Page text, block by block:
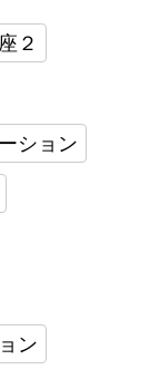
２
ション
ン